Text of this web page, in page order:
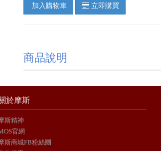
加入購物車 立即購買
商品說明
於摩斯
斯精神
官網
斯商城FB粉絲團